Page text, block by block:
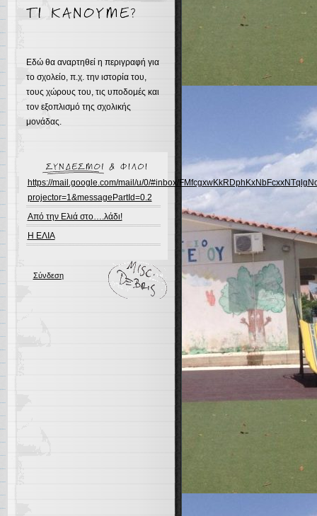
Εδώ θα αναρτηθεί η περιγραφή για
το σχολείο, π.χ. την ιστορία του,
τους χώρους του, τις υποδομές και
τον εξοπλισμό της σχολικής
μονάδας.
https://mail.google.com/mail/u/0/#inbox/
projector=1&messagePartId=0.2
Από την Ελιά στο….λάδι!
Η ΕΛΙΑ
Σύνδεση